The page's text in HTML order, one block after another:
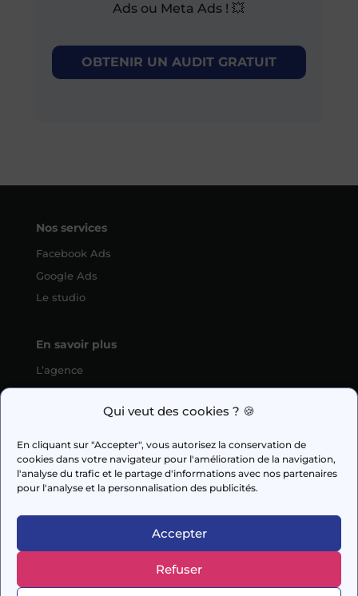
Qui veut des cookies ? 🍪
En cliquant sur "Accepter", vous autorisez la conservation de
cookies dans votre navigateur pour l'amélioration de la navigation,
l'analyse du trafic et le partage d'informations avec nos partenaires
pour l'analyse et la personnalisation des publicités.
Accepter
Refuser
Ads ou Meta Ads ! 💥
OBTENIR UN AUDIT GRATUIT
Nos services
Facebook Ads
Google Ads
Le studio
En savoir plus
L’agence
  